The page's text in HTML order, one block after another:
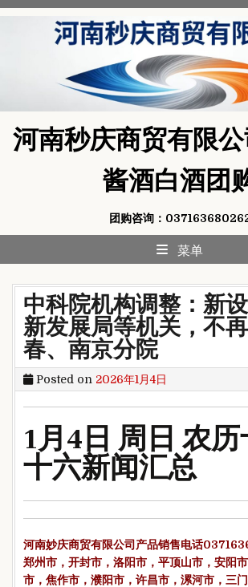
Skip
河南秒庆商贸有限
酱酒白酒团
团购咨询：
菜单
中科院机构调整：新
新发展局等机关，不
春、南京分院
Posted on 2026年1月4日
1月4日 周日 农历
十六新闻汇总
河南妙庆商贸有限公司产品销售电话
郑州市，开封市，洛阳市，平顶山市，安阳
市，焦作市，濮阳市，许昌市，漯河市，三